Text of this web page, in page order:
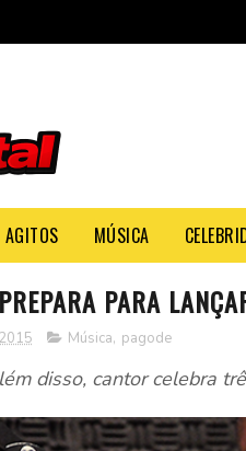
AGITOS MÚSICA
PARA
Música, pagode
disso, cantor celebra